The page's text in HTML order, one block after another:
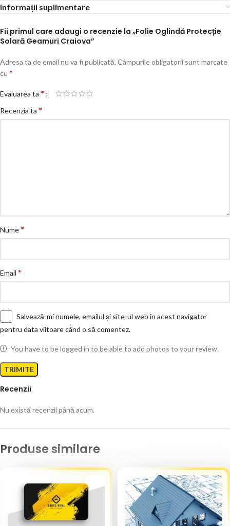
Informații suplimentare
Recenzii
Nu există recenzii până acum.
Fii primul care adaugi o recenzie la „Folie Oglindă Protecție
Solară Geamuri Craiova”
Adresa ta de email nu va fi publicată. Câmpurile obligatorii sunt marcate
cu *
Evaluarea ta *
Recenzia ta *
Nume*
Email *
Salvează-mi numele, emailul și site-ul web în acest navigator
pentru data viitoare când o să comentez.
You have to be logged in to be able to add photos to your review.
Produse similare